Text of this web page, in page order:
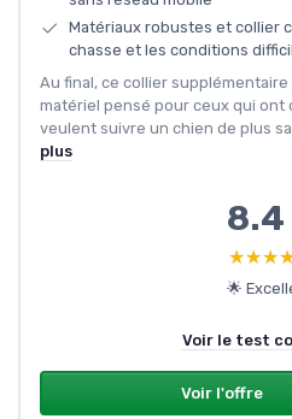
Matériaux robustes et collier
chasse et les conditions
Au final, ce collier supplémentaire
matériel pensé pour ceux qui ont
veulent suivre un chien de plus
plus
8.4
🌟
Voir le test
Voir l'offre